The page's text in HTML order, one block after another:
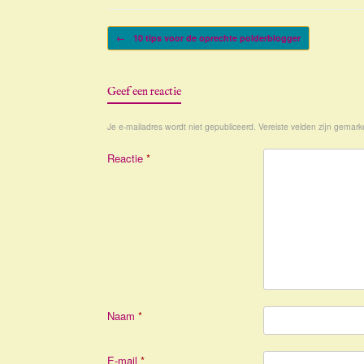
Bericht navigatie
← 10 tips voor de oprechte polderblogger
Geef een reactie
Je e-mailadres wordt niet gepubliceerd. Vereiste velden zijn
Reactie *
Naam *
E-mail *